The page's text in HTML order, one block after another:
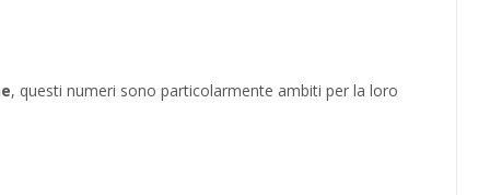
, questi numeri sono particolarmente ambiti per la loro